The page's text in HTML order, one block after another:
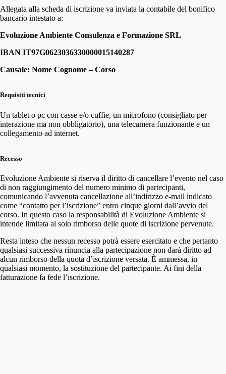
Allegata alla scheda di iscrizione va inviata la contabile del bonifico
bancario intestato a:
Evoluzione Ambiente Consulenza e Formazione SRL
IBAN IT97G0623036330000015140287
Causale: Nome Cognome – Corso
Requisiti tecnici
Un tablet o pc con casse e/o cuffie, un microfono (consigliato per
interazione ma non obbligatorio), una telecamera funzionante e un
collegamento ad internet.
Recesso
Evoluzione Ambiente si riserva il diritto di cancellare l’evento nel caso
di non raggiungimento del numero minimo di partecipanti,
comunicando l’avvenuta cancellazione all’indirizzo e-mail indicato
come “contatto per l’iscrizione” entro cinque giorni dall’avvio del
corso. In questo caso la responsabilità di Evoluzione Ambiente si
intende limitata al solo rimborso delle quote di iscrizione pervenute.
Resta inteso che nessun recesso potrà essere esercitato e che pertanto
qualsiasi successiva rinuncia alla partecipazione non darà diritto ad
alcun rimborso della quota d’iscrizione versata. È ammessa, in
qualsiasi momento, la sostituzione del partecipante. Ai fini della
fatturazione fa fede l’iscrizione.